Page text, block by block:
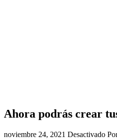
Ahora podrás crear
noviembre 24, 2021 Desactivado